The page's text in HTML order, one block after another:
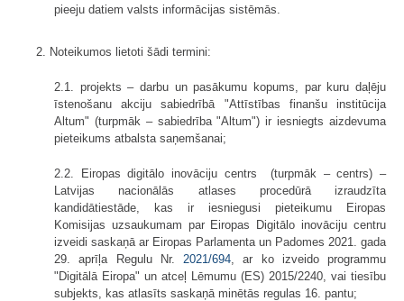
pieeju datiem valsts informācijas sistēmās.
2. Noteikumos lietoti šādi termini:
2.1. projekts – darbu un pasākumu kopums, par kuru daļēju
īstenošanu akciju sabiedrībā "Attīstības finanšu institūcija
Altum" (turpmāk – sabiedrība "Altum") ir iesniegts aizdevuma
pieteikums atbalsta saņemšanai;
2.2. Eiropas digitālo inovāciju centrs (turpmāk – centrs) –
Latvijas nacionālās atlases procedūrā izraudzīta
kandidātiestāde, kas ir iesniegusi pieteikumu Eiropas
Komisijas uzsaukumam par Eiropas Digitālo inovāciju centru
izveidi saskaņā ar Eiropas Parlamenta un Padomes 2021. gada
29. aprīļa Regulu Nr. 2021/694 , ar ko izveido programmu
"Digitālā Eiropa" un atceļ Lēmumu (ES) 2015/2240, vai tiesību
subjekts, kas atlasīts saskaņā minētās regulas 16. pantu;